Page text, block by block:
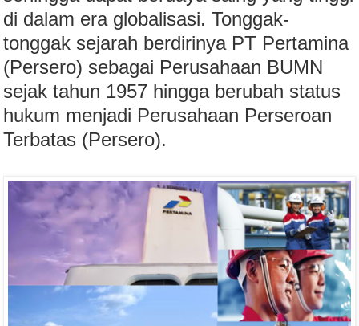
di dalam era globalisasi. Tonggak-
tonggak sejarah berdirinya PT Pertamina
(Persero) sebagai Perusahaan BUMN
sejak tahun 1957 hingga berubah status
hukum menjadi Perusahaan Perseroan
Terbatas (Persero).